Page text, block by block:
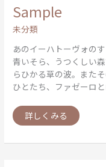
Sample
未分類
あのイーハトーヴォの
青いそら、うつくしい
らひかる草の波。また
ひとたち、ファゼーロ
Sample
詳しくみる